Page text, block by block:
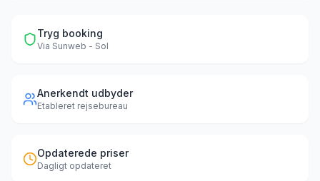
Tryg booking
Via Sunweb - Sol
Anerkendt udbyder
Etableret rejsebureau
Opdaterede priser
Dagligt opdateret